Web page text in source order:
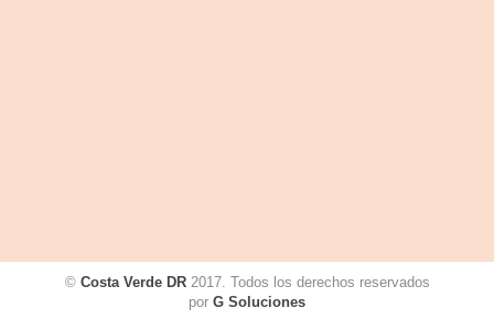
© Costa Verde DR2017. Todos los derechos reservados
por G Soluciones